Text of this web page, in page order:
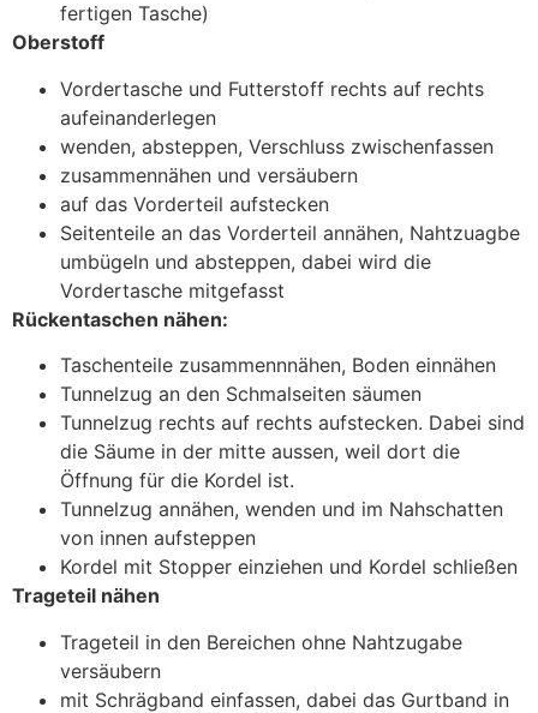
fertigen Tasche)
Oberstoff
Vordertasche und Futterstoff rechts auf rechts
aufeinanderlegen
wenden, absteppen, Verschluss zwischenfassen
zusammennähen und versäubern
auf das Vorderteil aufstecken
Seitenteile an das Vorderteil annähen, Nahtzuagbe
umbügeln und absteppen, dabei wird die
Vordertasche mitgefasst
Rückentaschen nähen:
Taschenteile zusammennnähen, Boden einnähen
Tunnelzug an den Schmalseiten säumen
Tunnelzug rechts auf rechts aufstecken. Dabei sind
die Säume in der mitte aussen, weil dort die
Öffnung für die Kordel ist.
Tunnelzug annähen, wenden und im Nahschatten
von innen aufsteppen
Kordel mit Stopper einziehen und Kordel schließen
Trageteil nähen
Trageteil in den Bereichen ohne Nahtzugabe
versäubern
mit Schrägband einfassen, dabei das Gurtband in